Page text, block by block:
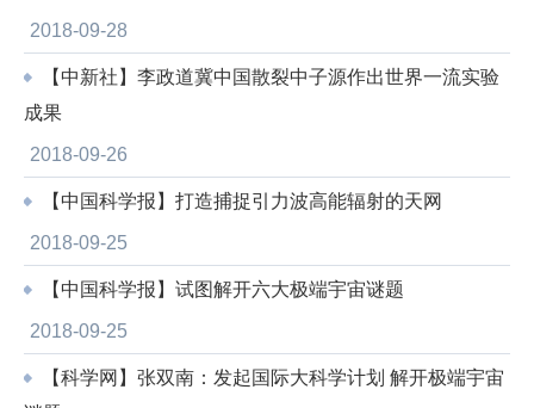
2018-09-28
【中新社】李政道冀中国散裂中子源作出世界一流实验
成果
2018-09-26
【中国科学报】打造捕捉引力波高能辐射的天网
2018-09-25
【中国科学报】试图解开六大极端宇宙谜题
2018-09-25
【科学网】张双南：发起国际大科学计划 解开极端宇宙